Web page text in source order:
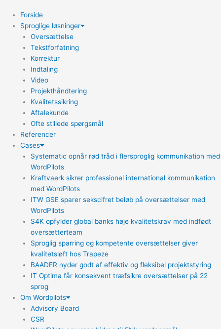
Forside
Sproglige løsninger
Oversættelse
Tekstforfatning
Korrektur
Indtaling
Video
Projekthåndtering
Kvalitetssikring
Aftalekunde
Ofte stillede spørgsmål
Referencer
Cases
Systematic opnår rød tråd i flersproglig kommunikation med
WordPilots
Kraftvaerk sikrer professionel international kommunikation
med WordPilots
ITW GSE sparer sekscifret beløb på oversættelser med
WordPilots
S4K opfylder global banks høje kvalitetskrav med indfødt
oversætterteam
Sproglig sparring og kompetente oversættelser giver
kvalitetsløft hos Trapeze
BAADER nyder godt af effektiv og fleksibel projektstyring
IT Optima får konsekvent træfsikre oversættelser på 22
sprog
Om Wordpilots
Advisory Board
CSR